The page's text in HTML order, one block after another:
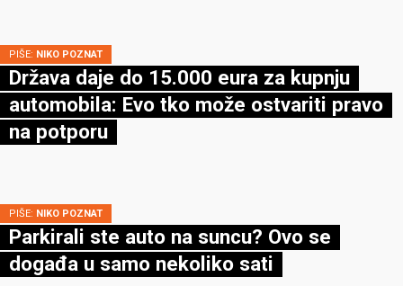
PIŠE: NIKO POZNAT
Država daje do 15.000 eura za kupnju
automobila: Evo tko može ostvariti pravo
na potporu
PIŠE: NIKO POZNAT
Parkirali ste auto na suncu? Ovo se
događa u samo nekoliko sati